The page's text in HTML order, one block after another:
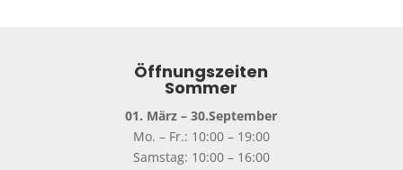
Öffnungszeiten
Sommer
01. März – 30.September
Mo. – Fr.: 10:00 – 19:00
Samstag: 10:00 – 16:00